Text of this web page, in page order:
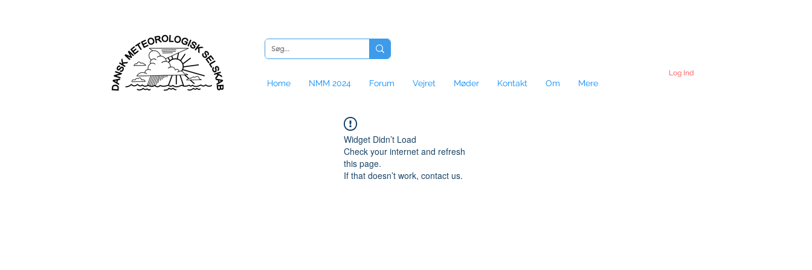
Home NMM 2024 Forum Vejret Møder Kontakt Om Mere
Log Ind
Widget Didn’t Load
Check your internet and refresh
this page.
If that doesn’t work, contact us.